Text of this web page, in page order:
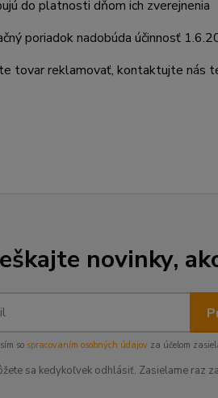
do platnosti dňom ich zverejnenia
poriadok nadobúda účinnosť
tovar reklamovať, kontaktujte nás
novinky,
so spracovaním osobných údajovza účelom
sa kedykoľvek odhlásiť. Zasielame raz